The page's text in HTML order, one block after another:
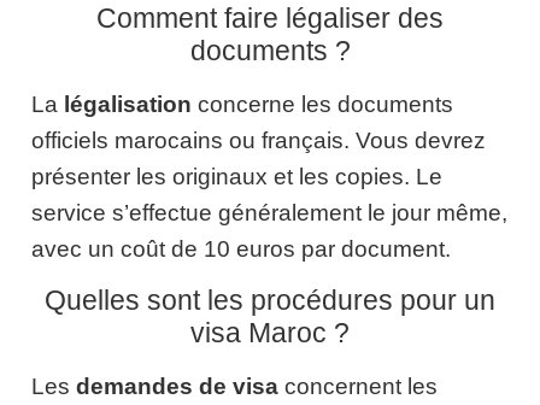
Comment faire légaliser des
documents ?
La légalisation concerne les documents
officiels marocains ou français. Vous devrez
présenter les originaux et les copies. Le
service s’effectue généralement le jour même,
avec un coût de 10 euros par document.
Quelles sont les procédures pour un
visa Maroc ?
Les demandes de visa concernent les